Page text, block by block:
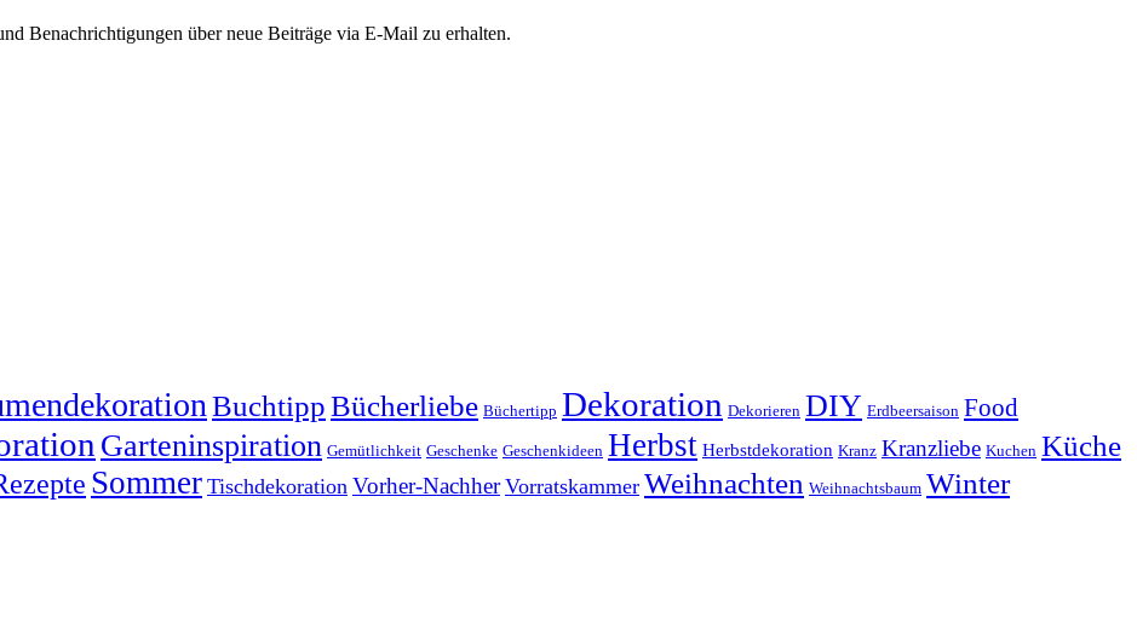
Benachrichtigungen über neue Beiträge via E-Mail zu erhalten.
BuchtippBücherliebe Büchertipp Dekoration Dekorieren DIY Erdbeersaison Food
Garteninspiration Gemütlichkeit Geschenke Geschenkideen Herbst Herbstdekoration Kranz Kranzliebe Kuchen Küche
Sommer Tischdekoration Vorher-Nachher Vorratskammer Weihnachten Weihnachtsbaum Winter